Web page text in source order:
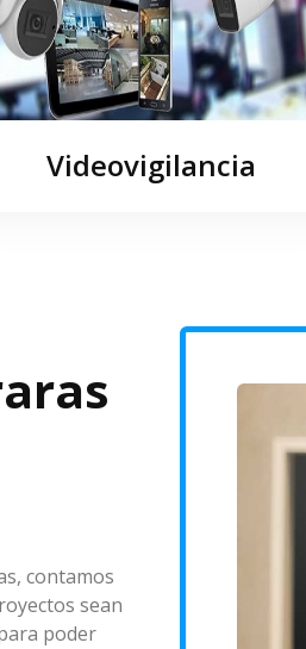
Videovigilancia
contamos
sean
poder